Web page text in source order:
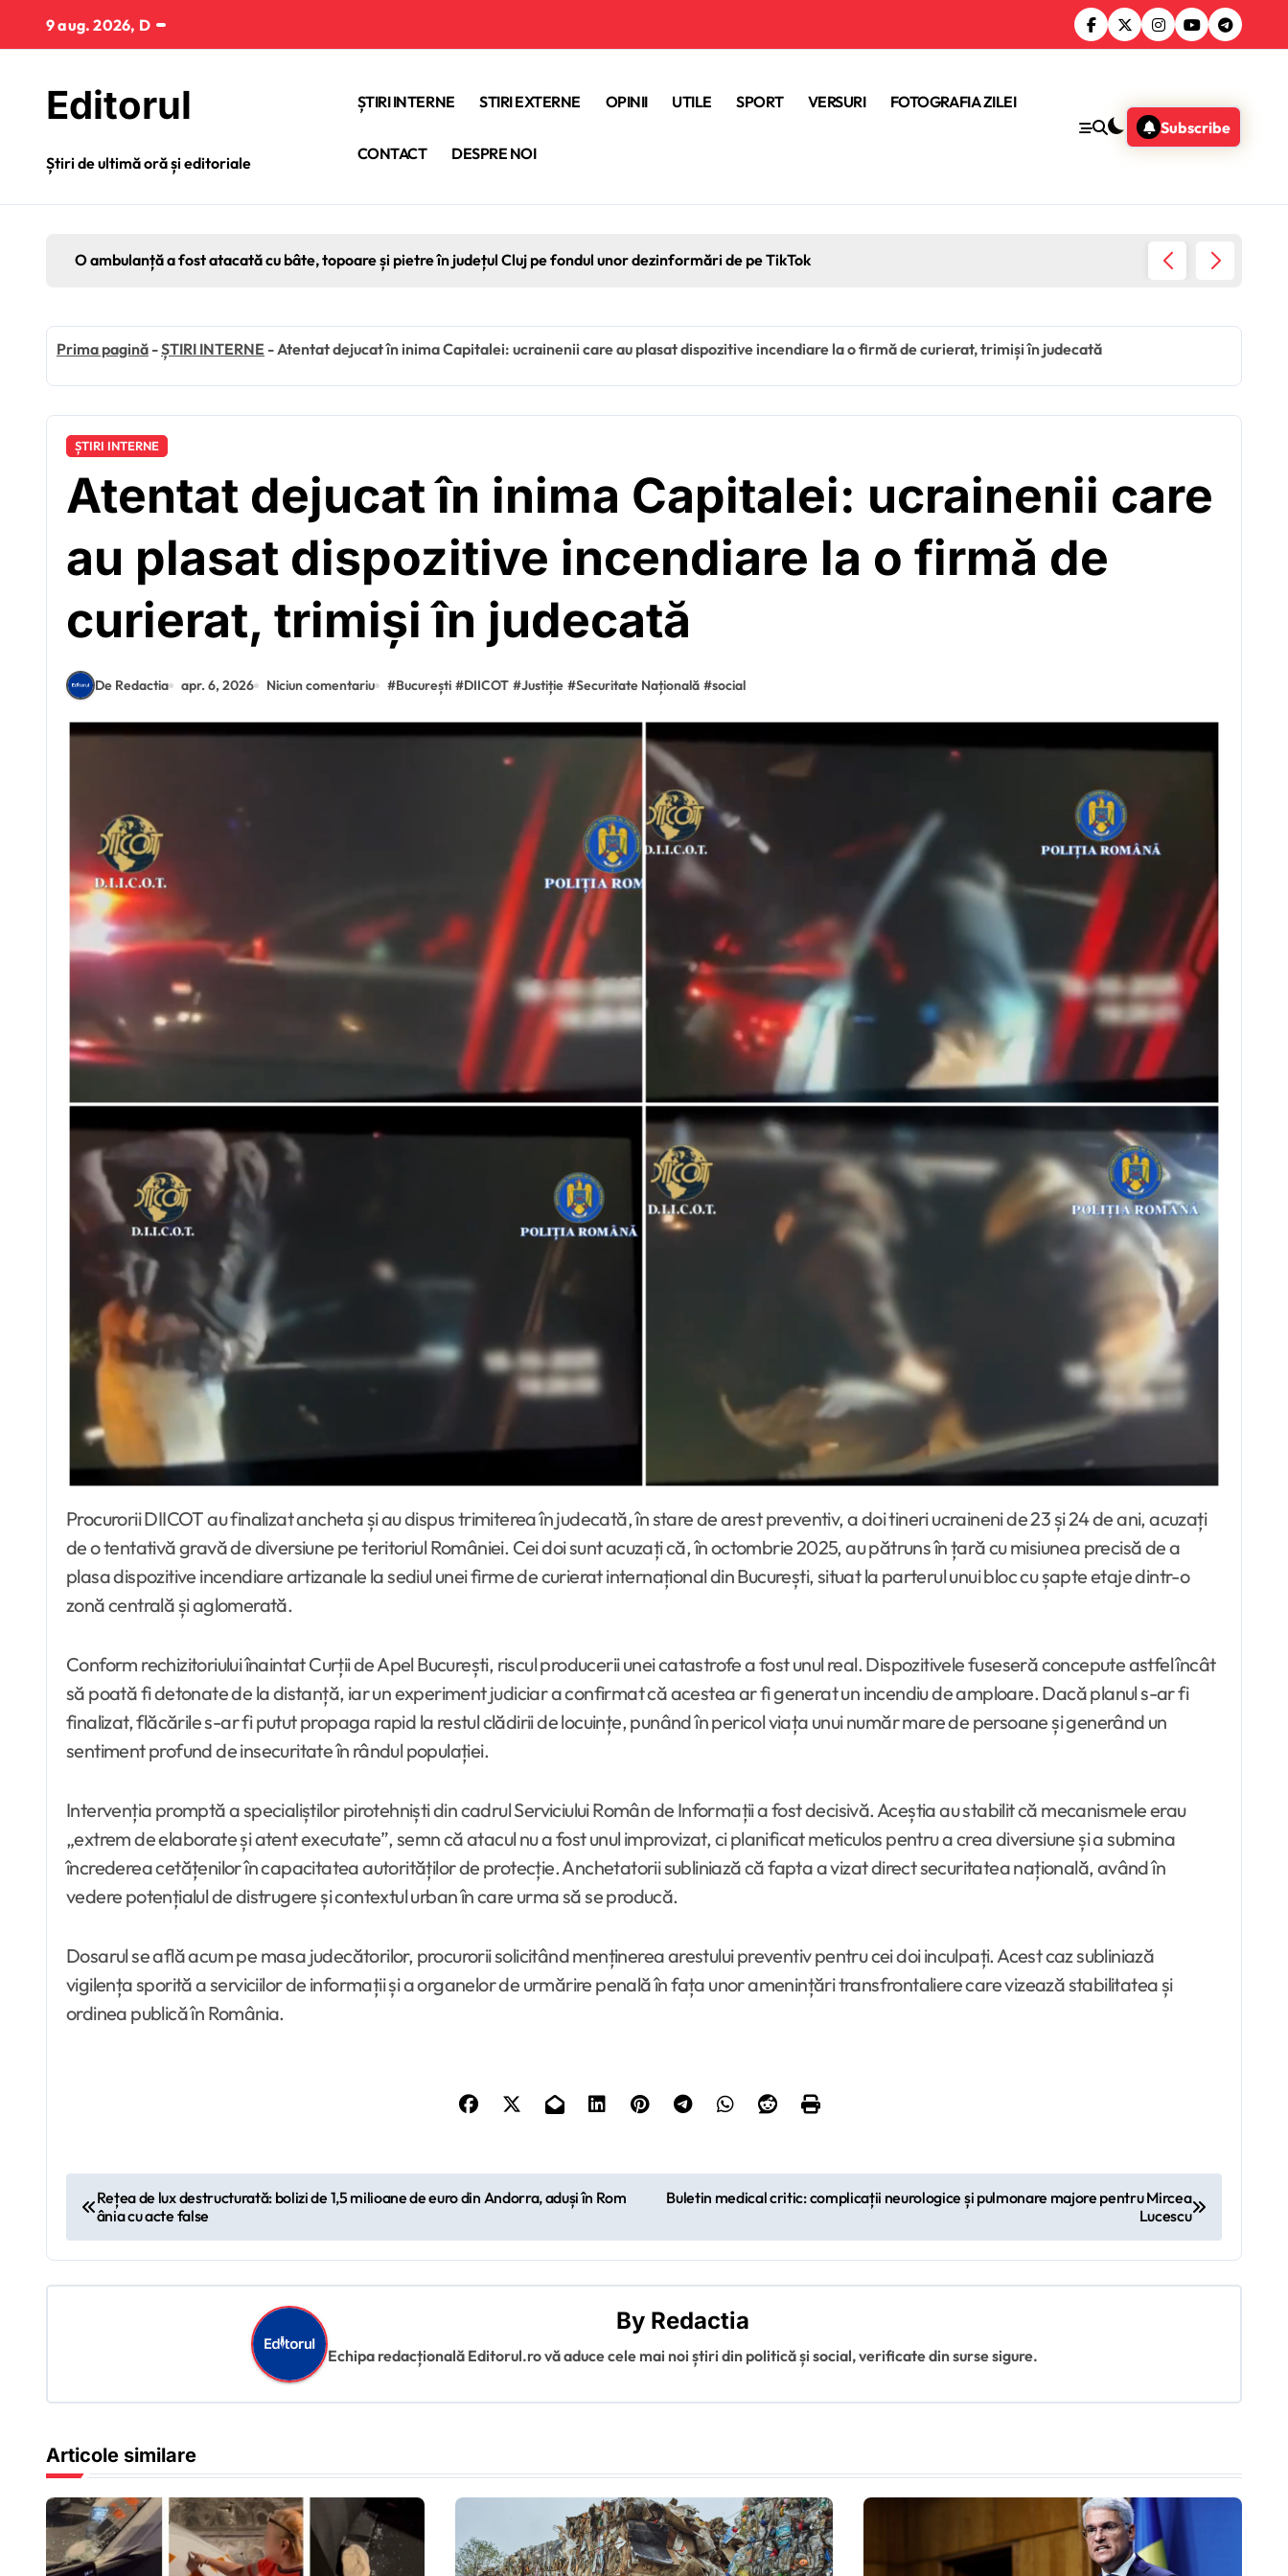
conținut
9 aug. 2026, D
Editorul
Știri de ultimă oră și editoriale
ȘTIRI INTERNE STIRI EXTERNE OPINII UTILE SPORT VERSURI FOTOGRAFIA ZILEI
CONTACT DESPRE NOI
Subscribe
O ambulanță a fost atacată cu bâte, topoare și pietre în județul Cluj pe fondul unor dezinformări de pe TikTok
Prima pagină -ȘTIRI INTERNE -Atentat dejucat în inima Capitalei: ucrainenii care au plasat dispozitive incendiare la o firmă de curierat, trimiși în judecată
ȘTIRI INTERNE
Atentat dejucat în inima Capitalei: ucrainenii care
au plasat dispozitive incendiare la o firmă de
curierat, trimiși în judecată
De Redactia apr. 6, 2026 Niciun comentariu #București #DIICOT #Justiție #Securitate Națională #social
Procurorii DIICOT au finalizat ancheta și au dispus trimiterea în judecată, în stare de arest preventiv, a doi tineri ucraineni de 23 și 24 de ani, acuzați
de o tentativă gravă de diversiune pe teritoriul României. Cei doi sunt acuzați că, în octombrie 2025, au pătruns în țară cu misiunea precisă de a
plasa dispozitive incendiare artizanale la sediul unei firme de curierat internațional din București, situat la parterul unui bloc cu șapte etaje dintr-o
zonă centrală și aglomerată.
Conform rechizitoriului înaintat Curții de Apel București, riscul producerii unei catastrofe a fost unul real. Dispozitivele fuseseră concepute astfel încât
să poată fi detonate de la distanță, iar un experiment judiciar a confirmat că acestea ar fi generat un incendiu de amploare. Dacă planul s-ar fi
finalizat, flăcările s-ar fi putut propaga rapid la restul clădirii de locuințe, punând în pericol viața unui număr mare de persoane și generând un
sentiment profund de insecuritate în rândul populației.
Intervenția promptă a specialiștilor pirotehniști din cadrul Serviciului Român de Informații a fost decisivă. Aceștia au stabilit că mecanismele erau
„extrem de elaborate și atent executate”, semn că atacul nu a fost unul improvizat, ci planificat meticulos pentru a crea diversiune și a submina
încrederea cetățenilor în capacitatea autorităților de protecție. Anchetatorii subliniază că fapta a vizat direct securitatea națională, având în
vedere potențialul de distrugere și contextul urban în care urma să se producă.
Dosarul se află acum pe masa judecătorilor, procurorii solicitând menținerea arestului preventiv pentru cei doi inculpați. Acest caz subliniază
vigilența sporită a serviciilor de informații și a organelor de urmărire penală în fața unor amenințări transfrontaliere care vizează stabilitatea și
ordinea publică în România.
N
a
v
e
î
n
Rețea de lux destructurată: bolizi de 1,5 milioane de euro din Andorra, aduși în Rom
ânia cu acte false
Buletin medical critic: complicații neurologice și pulmonare majore pentru Mircea
Lucescu
By Redactia
Echipa redacțională Editorul.ro vă aduce cele mai noi știri din politică și social, verificate din surse sigure.
Articole similare